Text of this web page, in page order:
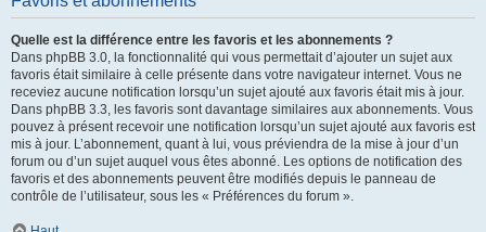
Quelle est la différence entre les favoris et les abonnements ?
Dans phpBB 3.0, la fonctionnalité qui vous permettait d’ajouter un sujet aux
favoris était similaire à celle présente dans votre navigateur internet. Vous ne
receviez aucune notification lorsqu’un sujet ajouté aux favoris était mis à jour.
Dans phpBB 3.3, les favoris sont davantage similaires aux abonnements. Vous
pouvez à présent recevoir une notification lorsqu’un sujet ajouté aux favoris est
mis à jour. L’abonnement, quant à lui, vous préviendra de la mise à jour d’un
forum ou d’un sujet auquel vous êtes abonné. Les options de notification des
favoris et des abonnements peuvent être modifiés depuis le panneau de
contrôle de l’utilisateur, sous les « Préférences du forum ».